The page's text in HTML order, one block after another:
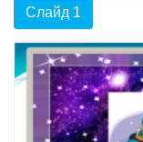
Слайд 1